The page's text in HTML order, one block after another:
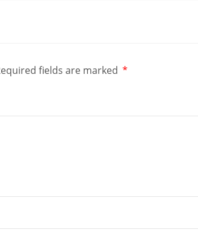
fields are marked *